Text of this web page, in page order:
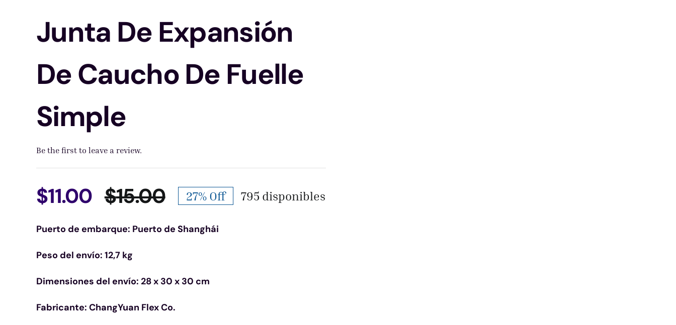
Junta De Expansión
De Caucho De Fuelle
Simple
Be the first to leave a review.
$15.00
El
precio
original
era:
$11.00
El
precio
actual
es:
27% Off 795 disponibles
Puerto de embarque: Puerto de Shanghái
Peso del envío: 12,7 kg
Dimensiones del envío: 28 x 30 x 30 cm
Fabricante: ChangYuan Flex Co.